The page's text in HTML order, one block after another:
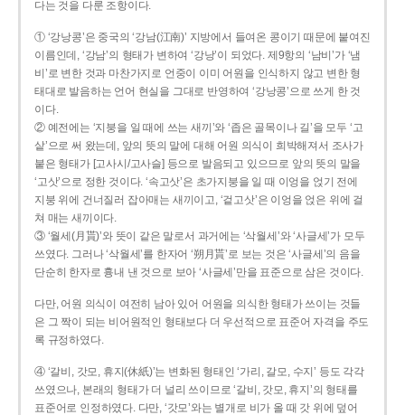
다는 것을 다룬 조항이다.
① ‘강낭콩’은 중국의 ‘강남(江南)’ 지방에서 들여온 콩이기 때문에 붙여진
이름인데, ‘강남’의 형태가 변하여 ‘강낭’이 되었다. 제9항의 ‘남비’가 ‘냄
비’로 변한 것과 마찬가지로 언중이 이미 어원을 인식하지 않고 변한 형
태대로 발음하는 언어 현실을 그대로 반영하여 ‘강낭콩’으로 쓰게 한 것
이다.
② 예전에는 ‘지붕을 일 때에 쓰는 새끼’와 ‘좁은 골목이나 길’을 모두 ‘고
샅’으로 써 왔는데, 앞의 뜻의 말에 대해 어원 의식이 희박해져서 조사가
붙은 형태가 [고사시/고사슬] 등으로 발음되고 있으므로 앞의 뜻의 말을
‘고삿’으로 정한 것이다. ‘속고삿’은 초가지붕을 일 때 이엉을 얹기 전에
지붕 위에 건너질러 잡아매는 새끼이고, ‘겉고삿’은 이엉을 얹은 위에 걸
쳐 매는 새끼이다.
③ ‘월세(月貰)’와 뜻이 같은 말로서 과거에는 ‘삭월세’와 ‘사글세’가 모두
쓰였다. 그러나 ‘삭월세’를 한자어 ‘朔月貰’로 보는 것은 ‘사글세’의 음을
단순히 한자로 흉내 낸 것으로 보아 ‘사글세’만을 표준으로 삼은 것이다.
다만, 어원 의식이 여전히 남아 있어 어원을 의식한 형태가 쓰이는 것들
은 그 짝이 되는 비어원적인 형태보다 더 우선적으로 표준어 자격을 주도
록 규정하였다.
④ ‘갈비, 갓모, 휴지(休紙)’는 변화된 형태인 ‘가리, 갈모, 수지’ 등도 각각
쓰였으나, 본래의 형태가 더 널리 쓰이므로 ‘갈비, 갓모, 휴지’의 형태를
표준어로 인정하였다. 다만, ‘갓모’와는 별개로 비가 올 때 갓 위에 덮어